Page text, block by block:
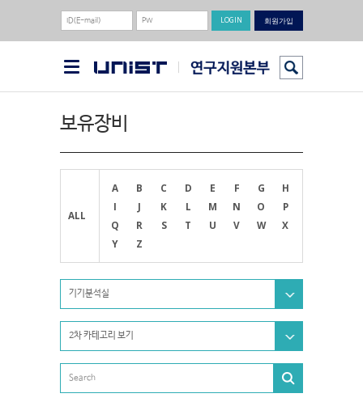
회원가입
보유장비
ALL
A B C D E F G
H
I
J K L M N O
P
Q
R S T U V W
X
Y
Z
기기분석실
2차 카테고리 보기